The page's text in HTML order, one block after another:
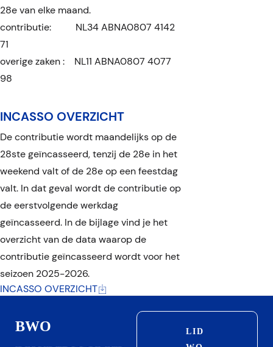
statuten (ter inzage in het
clubhuis)
BWO.
geldt ook indien men tussentijds
bedanken, m.u.v. een medische
indicatie of verhuizing.
Nieuwe leden zijn over het
resterende verenigingsjaar
contributie verschuldigd.
Het verenigingsjaar loopt van 1
juli tot en met 30 juni van het
jaar daaropvolgend.
Afmelden kan alleen schriftelijk
of per mail bij de
Teneinde als lid tot de
Contributie geldt voor seizoen
26/27
Voetbal
contributie per 1-7-26
Senior
Mini's (< 7 jaar)
28e van elke maand.
contributie: NL34 ABNA0807 4142
71
overige zaken : NL11 ABNA0807 4077
98
INCASSO OVERZICHT
De contributie wordt maandelijks op de
28ste geïncasseerd, tenzij de 28e in het
weekend valt of de 28e op een feestdag
valt. In dat geval wordt de contributie op
de eerstvolgende werkdag
geïncasseerd. In de bijlage vind je het
overzicht van de data waarop de
contributie geïncasseerd wordt voor het
seizoen 2025-2026.
INCASSO OVERZICHT
BWO
LID